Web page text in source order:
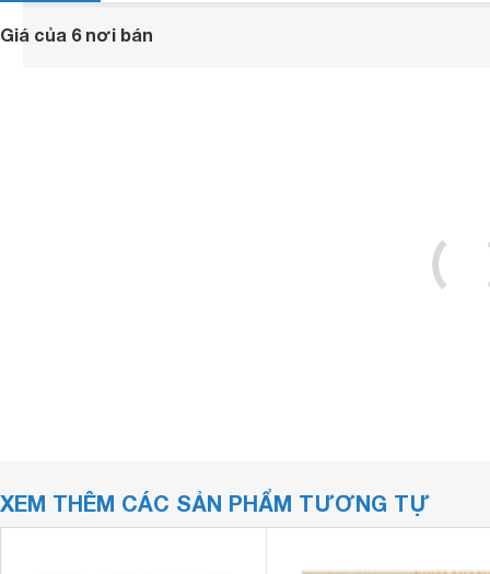
Giá của 6 nơi bán
XEM THÊM CÁC SẢN PHẨM TƯƠNG TỰ